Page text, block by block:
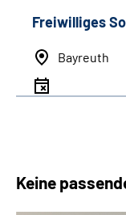
Freiwilliges
Bayreuth
Keine